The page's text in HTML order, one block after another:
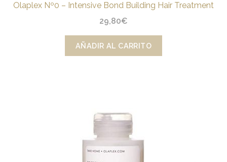
Olaplex Nº0 – Intensive Bond Building Hair Treatment
29,80€
AÑADIR AL CARRITO